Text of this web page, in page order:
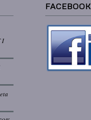
I
FACEBOOK